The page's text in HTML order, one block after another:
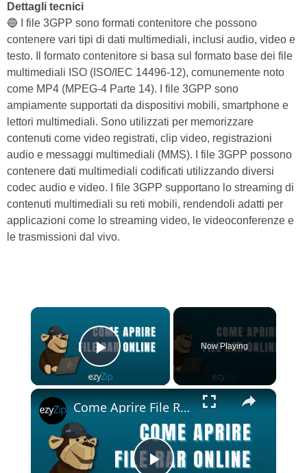
Dettagli tecnici
🔵 I file 3GPP sono formati contenitore che possono
contenere vari tipi di dati multimediali, inclusi audio, video e
testo. Il formato contenitore si basa sul formato base dei file
multimediali ISO (ISO/IEC 14496-12), comunemente noto
come MP4 (MPEG-4 Parte 14). I file 3GPP sono
ampiamente supportati da dispositivi mobili, smartphone e
lettori multimediali. Sono utilizzati per memorizzare
contenuti come video registrati, clip video, registrazioni
audio e messaggi multimediali (MMS). I file 3GPP possono
contenere dati multimediali codificati utilizzando diversi
codec audio e video. I file 3GPP supportano lo streaming di
contenuti multimediali su reti mobili, rendendoli adatti per
applicazioni come lo streaming video, le videoconferenze e
le trasmissioni dal vivo.
×
Play Video
Now Playing
×
Come Aprire File RAR Online (Facile e Gratuito!)